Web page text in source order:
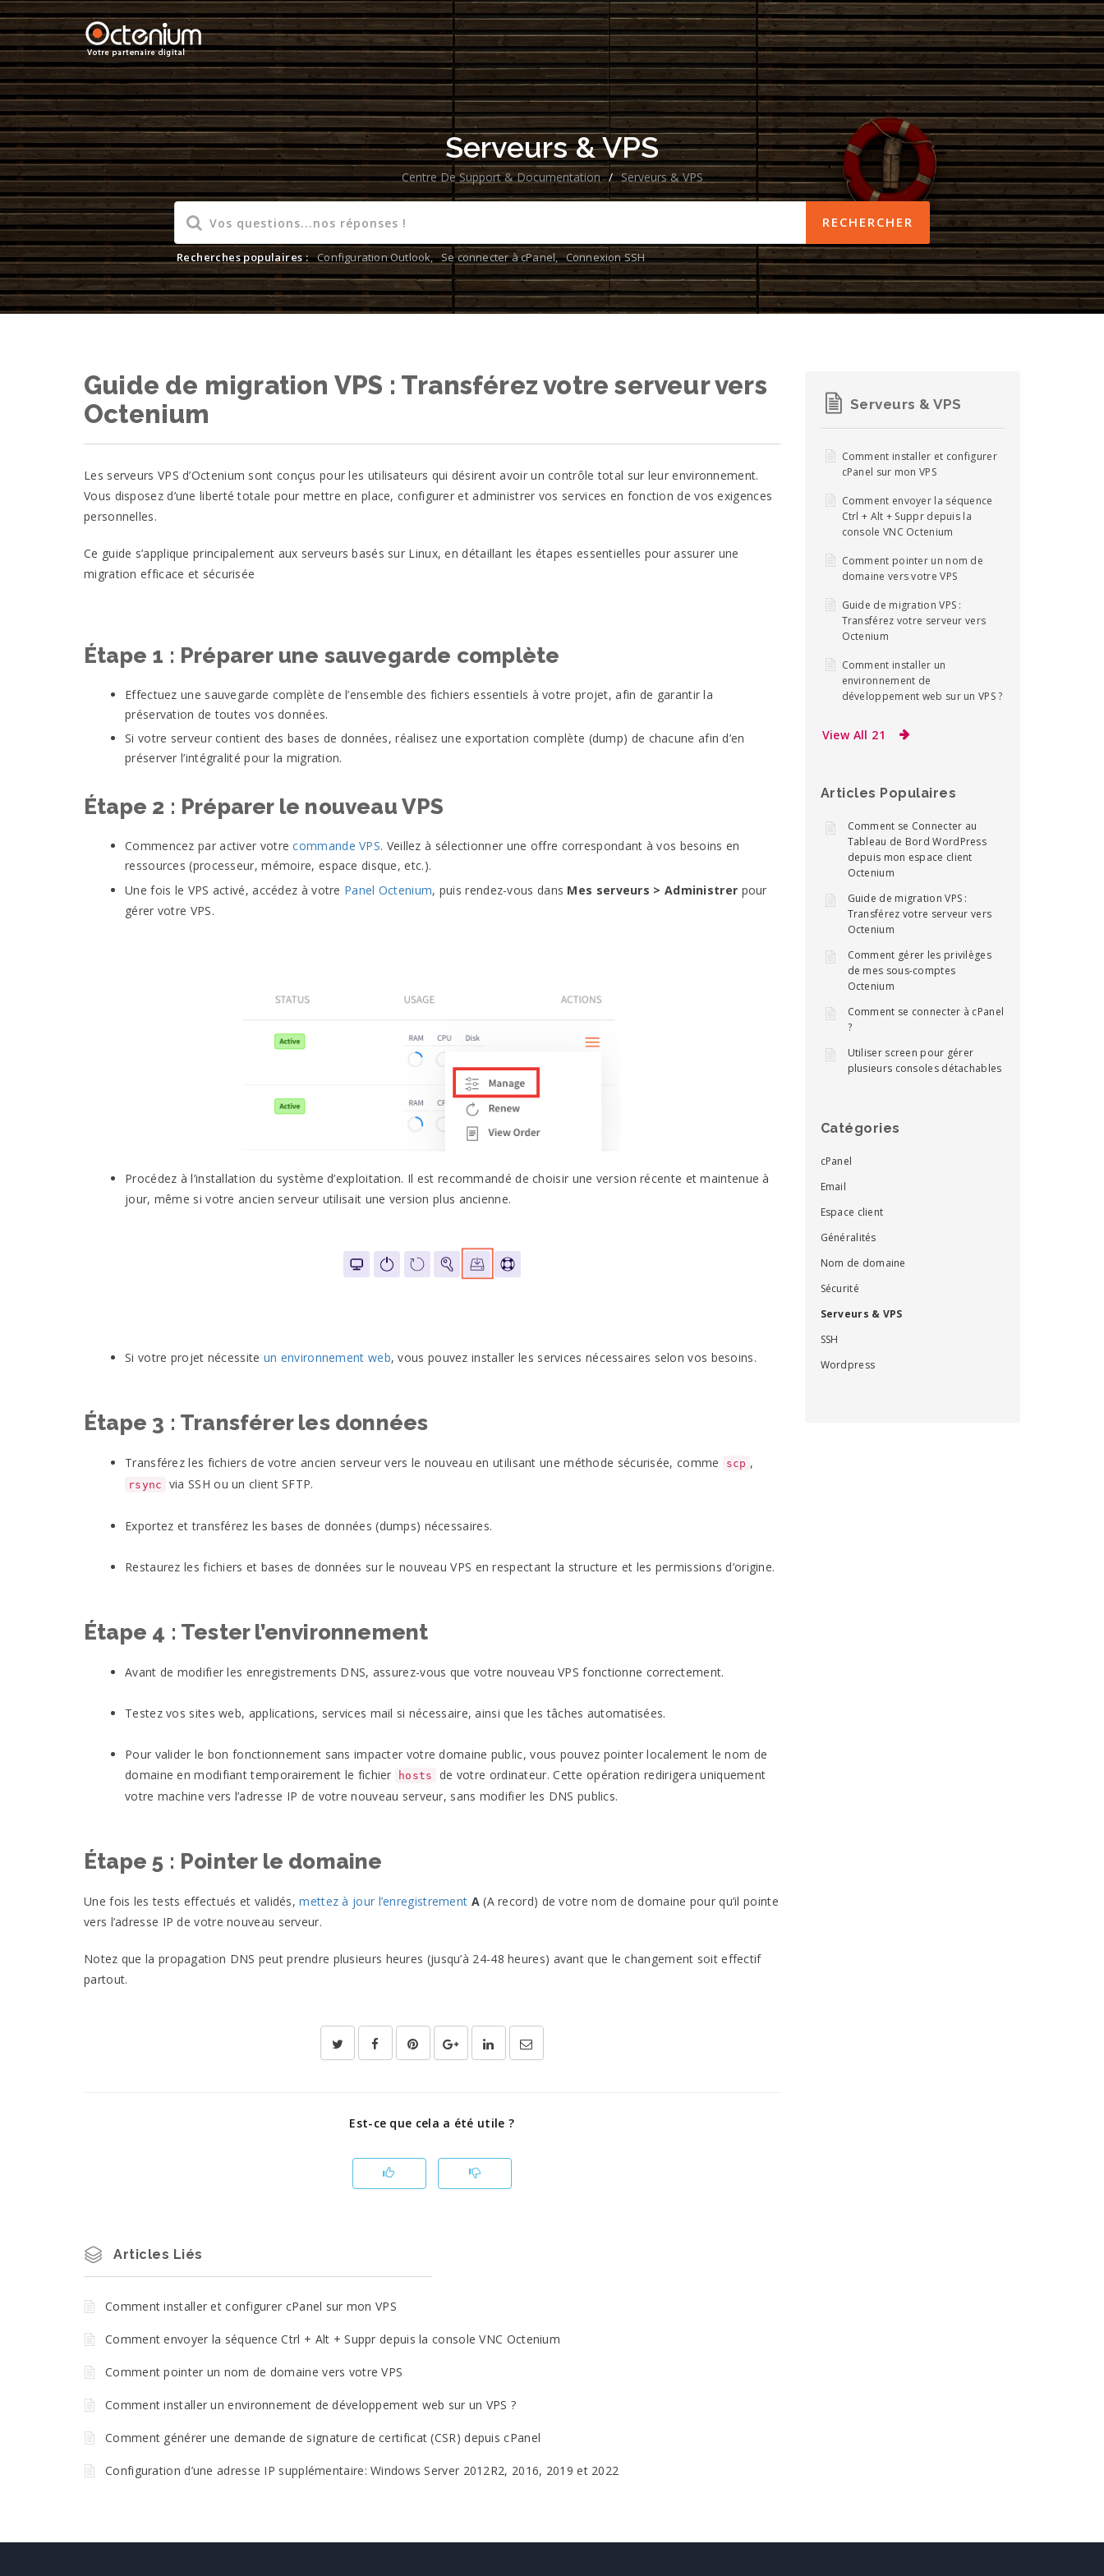
Serveurs & VPS
Centre De Support & Documentation / Serveurs & VPS
Recherches populaires : Configuration Outlook, Se connecter à cPanel, Connexion SSH
Guide de migration VPS : Transférez votre serveur vers
Octenium
Les serveurs VPS d’Octenium sont conçus pour les utilisateurs qui désirent avoir un contrôle total sur leur environnement.
Vous disposez d’une liberté totale pour mettre en place, configurer et administrer vos services en fonction de vos exigences
personnelles.
Ce guide s’applique principalement aux serveurs basés sur Linux, en détaillant les étapes essentielles pour assurer une
migration efficace et sécurisée
Étape 1 : Préparer une sauvegarde complète
Effectuez une sauvegarde complète de l’ensemble des fichiers essentiels à votre projet, afin de garantir la
préservation de toutes vos données.
Si votre serveur contient des bases de données, réalisez une exportation complète (dump) de chacune afin d’en
préserver l’intégralité pour la migration.
Étape 2 : Préparer le nouveau VPS
Commencez par activer votrecommande VPS. Veillez à sélectionner une offre correspondant à vos besoins en
ressources (processeur, mémoire, espace disque, etc.).
Une fois le VPS activé, accédez à votre Panel Octenium, puis rendez-vous dans Mes serveurs > Administrer pour
gérer votre VPS.
Procédez à l’installation du système d’exploitation. Il est recommandé de choisir une version récente et maintenue à
jour, même si votre ancien serveur utilisait une version plus ancienne.
Si votre projet nécessite un environnement web, vous pouvez installer les services nécessaires selon vos besoins.
Étape 3 : Transférer les données
Transférez les fichiers de votre ancien serveur vers le nouveau en utilisant une méthode sécurisée, comme scp ,
rsync via SSH ou un client SFTP.
Exportez et transférez les bases de données (dumps) nécessaires.
Restaurez les fichiers et bases de données sur le nouveau VPS en respectant la structure et les permissions d’origine.
Étape 4 : Tester l’environnement
Avant de modifier les enregistrements DNS, assurez-vous que votre nouveau VPS fonctionne correctement.
Testez vos sites web, applications, services mail si nécessaire, ainsi que les tâches automatisées.
Pour valider le bon fonctionnement sans impacter votre domaine public, vous pouvez pointer localement le nom de
domaine en modifiant temporairement le fichier
hosts
de votre ordinateur. Cette opération redirigera uniquement
votre machine vers l’adresse IP de votre nouveau serveur, sans modifier les DNS publics.
Étape 5 : Pointer le domaine
Une fois les tests effectués et validés,mettez à jour l’enregistrement A(A record) de votre nom de domaine pour qu’il pointe
vers l’adresse IP de votre nouveau serveur.
Notez que la propagation DNS peut prendre plusieurs heures (jusqu’à 24-48 heures) avant que le changement soit effectif
partout.
Est-ce que cela a été utile ?
Articles Liés
Comment installer et configurer cPanel sur mon VPS
Comment envoyer la séquence Ctrl + Alt + Suppr depuis la console VNC Octenium
Comment pointer un nom de domaine vers votre VPS
Comment installer un environnement de développement web sur un VPS ?
Comment générer une demande de signature de certificat (CSR) depuis cPanel
Configuration d’une adresse IP supplémentaire: Windows Server 2012R2, 2016, 2019 et 2022
Serveurs & VPS
Comment installer et configurer
cPanel sur mon VPS
Comment envoyer la séquence
Ctrl + Alt + Suppr depuis la
console VNC Octenium
Comment pointer un nom de
domaine vers votre VPS
Guide de migration VPS :
Transférez votre serveur vers
Octenium
Comment installer un
environnement de
développement web sur un VPS ?
View All 21
Articles Populaires
Comment se Connecter au
Tableau de Bord WordPress
depuis mon espace client
Octenium
Guide de migration VPS :
Transférez votre serveur vers
Octenium
Comment gérer les privilèges
de mes sous-comptes
Octenium
Comment se connecter à cPanel
?
Utiliser screen pour gérer
plusieurs consoles détachables
Catégories
cPanel
Email
Espace client
Généralités
Nom de domaine
Sécurité
Serveurs & VPS
SSH
Wordpress